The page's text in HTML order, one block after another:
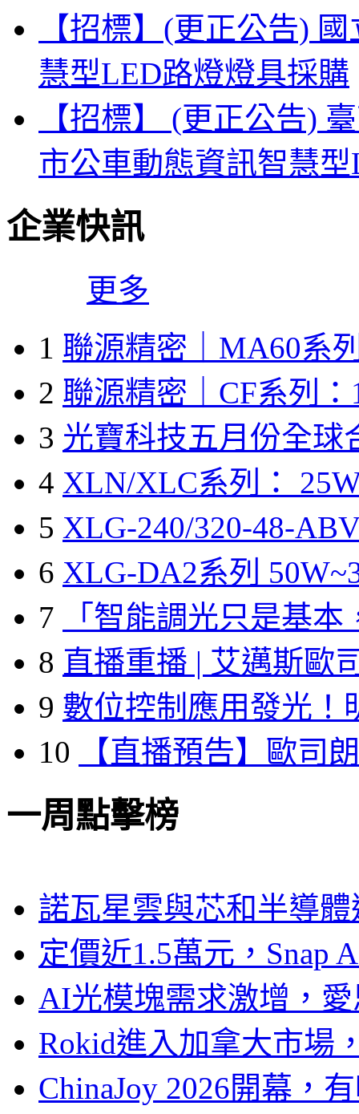
【招標】(更正公告)
慧型LED路燈燈具採購
【招標】 (更正公告)
市公車動態資訊智慧
企業快訊
更多
1 聯源精密｜MA60系
2 聯源精密｜CF系列：
3 光寶科技五月份全球
4 XLN/XLC系列：
5 XLG-240/320-48-
6 XLG-DA2系列
7
「智能調光只是基本
8 直播重播 | 艾邁斯歐
9 數位控制應用發光！
10
【直播預告】歐司
一周點擊榜
諾瓦星雲與芯和半導
定價近1.5萬元，Snap
AI光模塊需求激增，
Rokid進入加拿大市場
ChinaJoy 2026開幕，